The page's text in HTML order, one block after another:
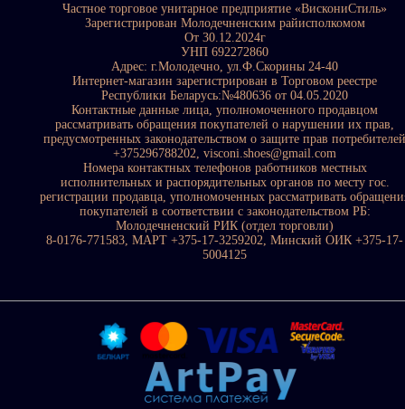
Частное торговое унитарное предприятие «ВискониСтиль»
Зарегистрирован Молодечненским райисполкомом
От 30.12.2024г
УНП 692272860
Адрес: г.Молодечно, ул.Ф.Скорины 24-40
Интернет-магазин зарегистрирован в Торговом реестре
Республики Беларусь:№480636 от 04.05.2020
Контактные данные лица, уполномоченного продавцом
рассматривать обращения покупателей о нарушении их прав,
предусмотренных законодательством о защите прав потребителей
+375296788202, visconi.shoes@gmail.com
Номера контактных телефонов работников местных
исполнительных и распорядительных органов по месту гос.
регистрации продавца, уполномоченных рассматривать
покупателей в соответствии с законодательством РБ:
Молодечненский РИК (отдел торговли)
8-0176-771583, МАРТ +375-17-3259202, Минский ОИК +375-17-
5004125